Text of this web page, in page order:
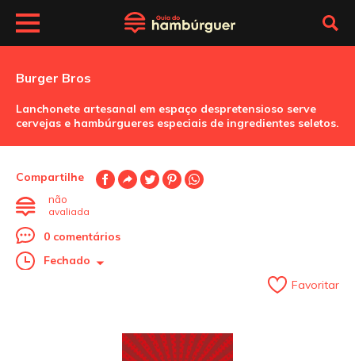
Burger Bros
Lanchonete artesanal em espaço despretensioso serve
cervejas e hambúrgueres especiais de ingredientes seletos.
Compartilhe
não
avaliada
0 comentários
Fechado
Favoritar